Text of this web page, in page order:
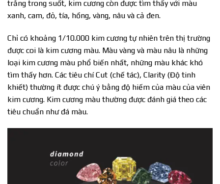
trắng trong suốt, kim cương còn được tìm thấy với màu
xanh, cam, đỏ, tía, hồng, vàng, nâu và cả đen.
Chỉ có khoảng 1/10.000 kim cương tự nhiên trên thị trường
được coi là kim cương màu. Màu vàng và màu nâu là những
loại kim cương màu phổ biến nhất, những màu khác khó
tìm thấy hơn. Các tiêu chí Cut (chế tác), Clarity (Độ tinh
khiết) thường ít được chú ý bằng độ hiếm của màu của viên
kim cương. Kim cương màu thường được đánh giá theo các
tiêu chuẩn như đá màu.